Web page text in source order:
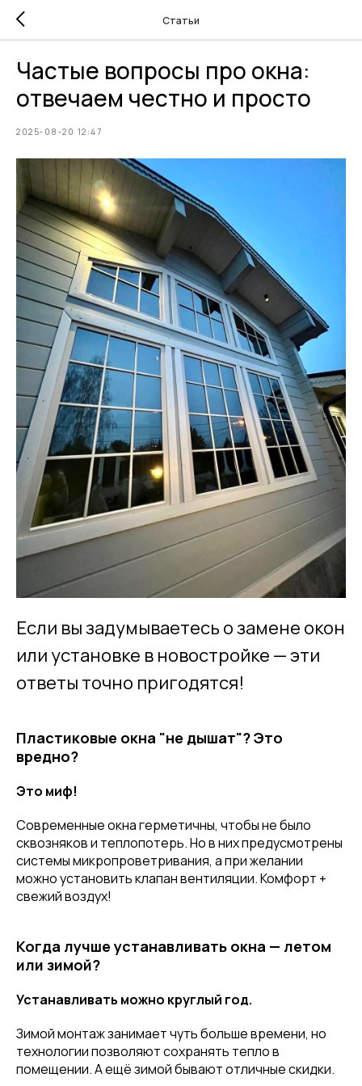
Статьи
Частые вопросы про окна:
отвечаем честно и просто
2025-08-20 12:47
Если вы задумываетесь о замене окон
или установке в новостройке — эти
ответы точно пригодятся!
Пластиковые окна "не дышат"? Это
вредно?
Это миф!
Современные окна герметичны, чтобы не было
сквозняков и теплопотерь. Но в них предусмотрены
системы микропроветривания, а при желании
можно установить клапан вентиляции. Комфорт +
свежий воздух!
Когда лучше устанавливать окна — летом
или зимой?
Устанавливать можно круглый год.
Зимой монтаж занимает чуть больше времени, но
технологии позволяют сохранять тепло в
помещении. А ещё зимой бывают отличные скидки.